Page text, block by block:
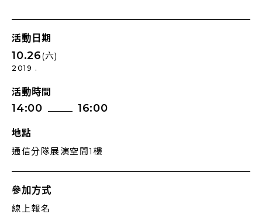
活動日期
10.26(六)
2019 .
活動時間
14:00 16:00
地點
通信分隊展演空間1樓
參加方式
線上報名